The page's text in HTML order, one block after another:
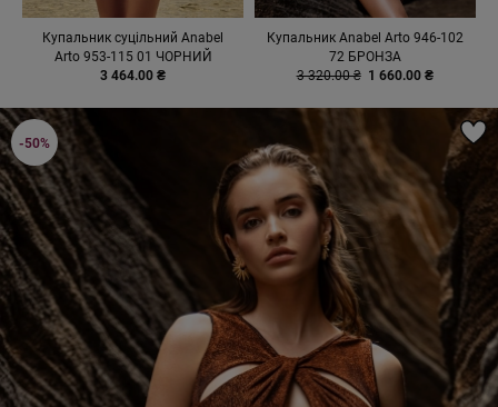
Купальник суцільний Anabel
Arto 953-115 01 ЧОРНИЙ
3 464.00 ₴
Купальник Anabel Arto 946-102
72 БРОНЗА
3 320.00 ₴ 1 660.00 ₴
-50%